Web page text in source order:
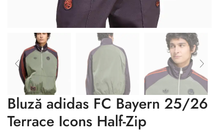
Bluză adidas FC Bayern 25/26
Terrace Icons Half-Zip